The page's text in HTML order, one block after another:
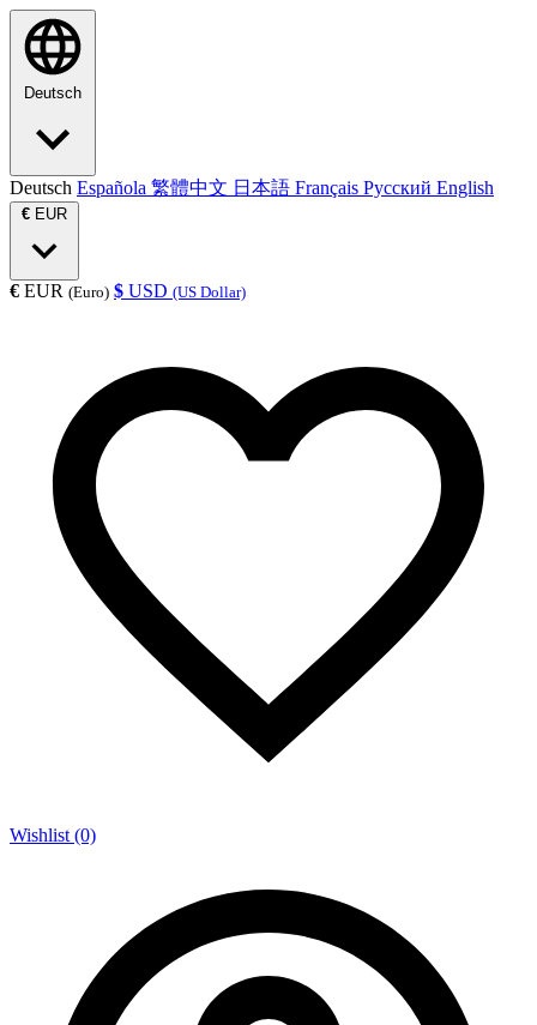
Deutsch
Deutsch Española 繁體中文 日本語 Français Русский English
€ EUR
€ EUR (Euro) $ USD (US Dollar)
Wishlist (0)